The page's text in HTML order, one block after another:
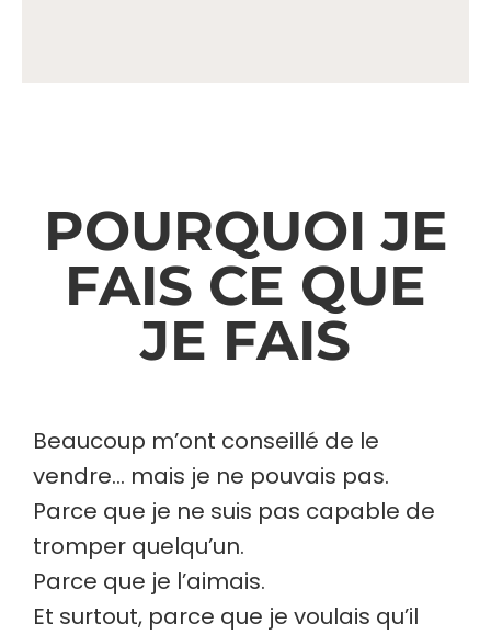
POURQUOI JE
FAIS CE QUE
JE FAIS
Beaucoup m’ont conseillé de le
vendre… mais je ne pouvais pas.
Parce que je ne suis pas capable de
tromper quelqu’un.
Parce que je l’aimais.
Et surtout, parce que je voulais qu’il